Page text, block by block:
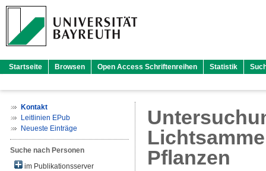
Startseite Browsen Open Access Schriftenreihen Statistik
Kontakt
Leitlinien EPub
Neueste Einträge
Suche nach Personen
im Publikationsserver
Pflanzen